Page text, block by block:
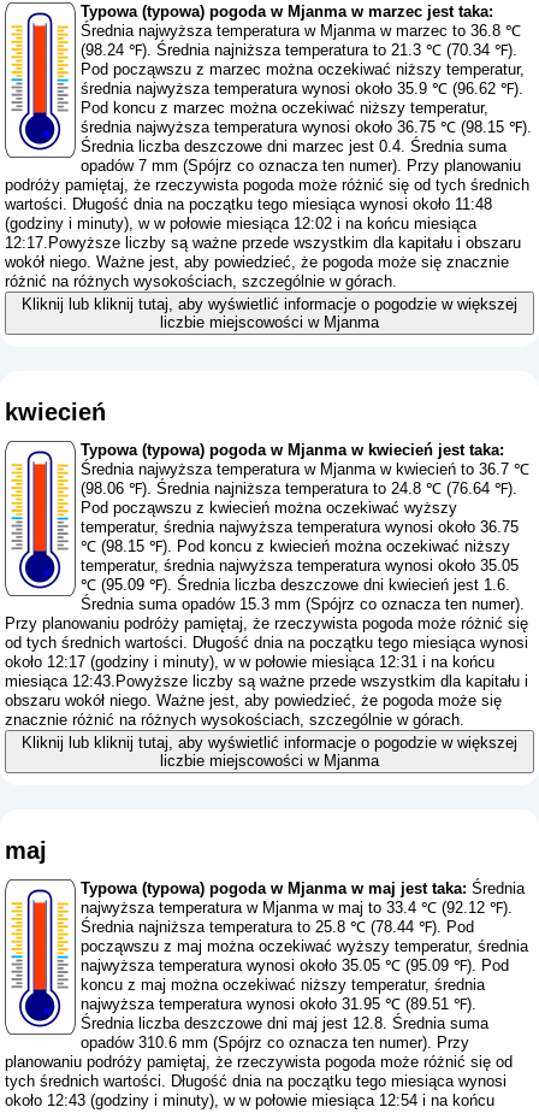
Typowa (typowa) pogoda w Mjanma w marzec jest taka:
Średnia najwyższa temperatura w Mjanma w marzec to 36.8 ℃
(98.24 ℉). Średnia najniższa temperatura to 21.3 ℃ (70.34 ℉).
Pod począwszu z marzec można oczekiwać niższy temperatur,
średnia najwyższa temperatura wynosi około 35.9 ℃ (96.62 ℉).
Pod koncu z marzec można oczekiwać niższy temperatur,
średnia najwyższa temperatura wynosi około 36.75 ℃ (98.15 ℉).
Średnia liczba deszczowe dni marzec jest 0.4. Średnia suma
opadów 7 mm (Spójrz co oznacza ten numer). Przy planowaniu
podróży pamiętaj, że rzeczywista pogoda może różnić się od tych średnich
wartości. Długość dnia na początku tego miesiąca wynosi około 11:48
(godziny i minuty), w w połowie miesiąca 12:02 i na końcu miesiąca
12:17.Powyższe liczby są ważne przede wszystkim dla kapitału i obszaru
wokół niego. Ważne jest, aby powiedzieć, że pogoda może się znacznie
różnić na różnych wysokościach, szczególnie w górach.
Kliknij lub kliknij tutaj, aby wyświetlić informacje o pogodzie w większej
liczbie miejscowości w Mjanma
kwiecień
Typowa (typowa) pogoda w Mjanma w kwiecień jest taka:
Średnia najwyższa temperatura w Mjanma w kwiecień to 36.7 ℃
(98.06 ℉). Średnia najniższa temperatura to 24.8 ℃ (76.64 ℉).
Pod począwszu z kwiecień można oczekiwać wyższy
temperatur, średnia najwyższa temperatura wynosi około 36.75
℃ (98.15 ℉). Pod koncu z kwiecień można oczekiwać niższy
temperatur, średnia najwyższa temperatura wynosi około 35.05
℃ (95.09 ℉). Średnia liczba deszczowe dni kwiecień jest 1.6.
Średnia suma opadów 15.3 mm (Spójrz co oznacza ten numer).
Przy planowaniu podróży pamiętaj, że rzeczywista pogoda może różnić się
od tych średnich wartości. Długość dnia na początku tego miesiąca wynosi
około 12:17 (godziny i minuty), w w połowie miesiąca 12:31 i na końcu
miesiąca 12:43.Powyższe liczby są ważne przede wszystkim dla kapitału i
obszaru wokół niego. Ważne jest, aby powiedzieć, że pogoda może się
znacznie różnić na różnych wysokościach, szczególnie w górach.
Kliknij lub kliknij tutaj, aby wyświetlić informacje o pogodzie w większej
liczbie miejscowości w Mjanma
maj
Typowa (typowa) pogoda w Mjanma w maj jest taka: Średnia
najwyższa temperatura w Mjanma w maj to 33.4 ℃ (92.12 ℉).
Średnia najniższa temperatura to 25.8 ℃ (78.44 ℉). Pod
począwszu z maj można oczekiwać wyższy temperatur, średnia
najwyższa temperatura wynosi około 35.05 ℃ (95.09 ℉). Pod
koncu z maj można oczekiwać niższy temperatur, średnia
najwyższa temperatura wynosi około 31.95 ℃ (89.51 ℉).
Średnia liczba deszczowe dni maj jest 12.8. Średnia suma
opadów 310.6 mm (Spójrz co oznacza ten numer). Przy
planowaniu podróży pamiętaj, że rzeczywista pogoda może różnić się od
tych średnich wartości. Długość dnia na początku tego miesiąca wynosi
około 12:43 (godziny i minuty), w w połowie miesiąca 12:54 i na końcu